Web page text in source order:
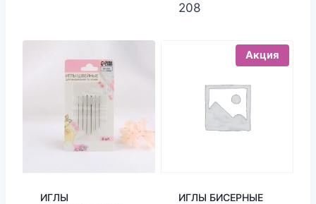
208
ИГЛЫ
Акция
ИГЛЫ БИСЕРНЫЕ